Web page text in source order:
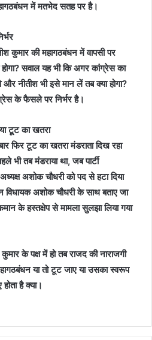
में मतभेद सतह पर है।
कुमार की महागठबंधन में वापसी पर
होगा? सवाल यह भी कि अगर कांग्रेस का
नीतीश भी इसे मान लें तब क्‍या होगा?
के फैसले पर निर्भर है।
टूट का खतरा
फिर टूट का खतरा मंडराता दिख रहा
भी तब मंडराया था, जब पार्टी
अशोक चौधरी को पद से हटा दिया
विधायक अशोक चौधरी के साथ बताए जा
के हस्‍तक्षेप से मामला सुलझा लिया गया
के पक्ष में हो तब राजद की नाराजगी
या तो टूट जाए या उसका स्‍वरूप
है क्‍या।